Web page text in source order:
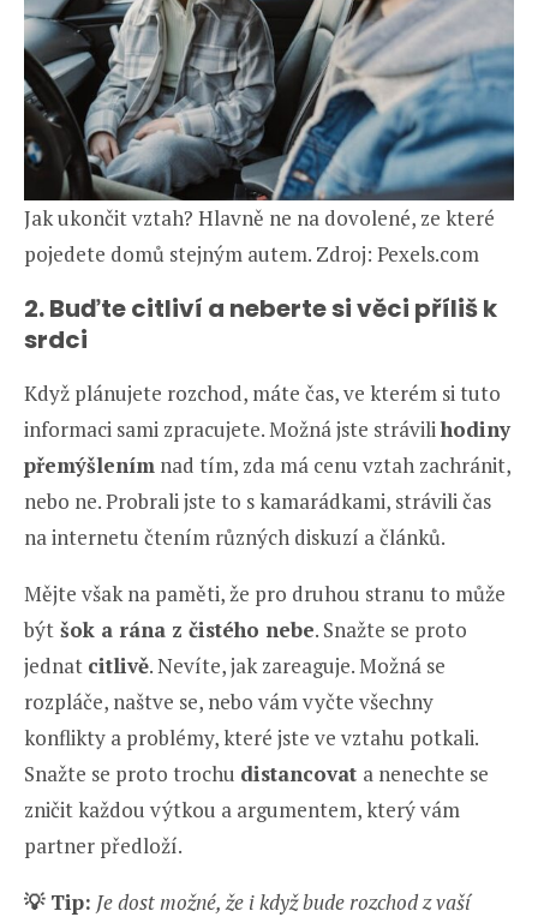
Jak ukončit vztah? Hlavně ne na dovolené, ze které
pojedete domů stejným autem. Zdroj: Pexels.com
2. Buďte citliví a neberte si věci příliš k
srdci
Když plánujete rozchod, máte čas, ve kterém si tuto
informaci sami zpracujete. Možná jste strávilihodiny
přemýšlením nad tím, zda má cenu vztah zachránit,
nebo ne. Probrali jste to s kamarádkami, strávili čas
na internetu čtením různých diskuzí a článků.
Mějte však na paměti, že pro druhou stranu to může
být šok a rána z čistého nebe. Snažte se proto
jednat citlivě. Nevíte, jak zareaguje. Možná se
rozpláče, naštve se, nebo vám vyčte všechny
konflikty a problémy, které jste ve vztahu potkali.
Snažte se proto trochu distancovat a nenechte se
zničit každou výtkou a argumentem, který vám
partner předloží.
💡 Tip: Je dost možné, že i když bude rozchod z vaší